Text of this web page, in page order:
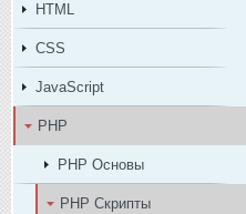
HTML
CSS
JavaScript
PHP
PHP Основы
PHP Скрипты